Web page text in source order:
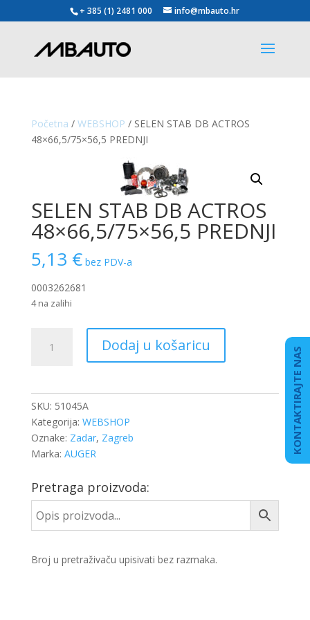
+ 385 (1) 2481 000 info@mbauto.hr
Početna / WEBSHOP / SELEN STAB DB ACTROS
48×66,5/75×56,5 PREDNJI
SELEN STAB DB ACTROS
48×66,5/75×56,5 PREDNJI
5,13 € bez PDV-a
0003262681
4 na zalihi
STAB
količina
Dodaj u košaricu
SKU: 51045A
Kategorija: WEBSHOP
Oznake: Zadar, Zagreb
Marka: AUGER
Pretraga proizvoda:
Broj u pretraživaču upisivati bez razmaka.
KONTAKTIRAJTE NAS